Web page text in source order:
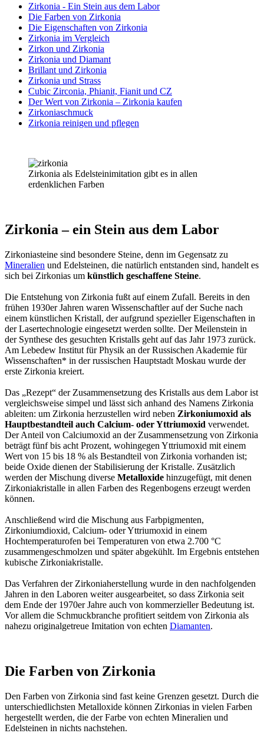
Zirkonia - Ein Stein aus dem Labor
Die Farben von Zirkonia
Die Eigenschaften von Zirkonia
Zirkonia im Vergleich
Zirkon und Zirkonia
Zirkonia und Diamant
Brillant und Zirkonia
Zirkonia und Strass
Cubic Zirconia, Phianit, Fianit und CZ
Der Wert von Zirkonia – Zirkonia kaufen
Zirkoniaschmuck
Zirkonia reinigen und pflegen
Zirkonia als Edelsteinimitation gibt es in allen
erdenklichen Farben
Zirkonia – ein Stein aus dem Labor
Zirkoniasteine sind besondere Steine, denn im Gegensatz zu
Mineralien und Edelsteinen, die natürlich entstanden sind, handelt es
sich bei Zirkonias um künstlich geschaffene Steine.
Die Entstehung von Zirkonia fußt auf einem Zufall. Bereits in den
frühen 1930er Jahren waren Wissenschaftler auf der Suche nach
einem künstlichen Kristall, der aufgrund spezieller Eigenschaften in
der Lasertechnologie eingesetzt werden sollte. Der Meilenstein in
der Synthese des gesuchten Kristalls geht auf das Jahr 1973 zurück.
Am Lebedew Institut für Physik an der Russischen Akademie für
Wissenschaften* in der russischen Hauptstadt Moskau wurde der
erste Zirkonia kreiert.
Das „Rezept“ der Zusammensetzung des Kristalls aus dem Labor ist
vergleichsweise simpel und lässt sich anhand des Namens Zirkonia
ableiten: um Zirkonia herzustellen wird neben Zirkoniumoxid als
Hauptbestandteil auch Calcium- oder Yttriumoxid verwendet.
Der Anteil von Calciumoxid an der Zusammensetzung von Zirkonia
beträgt fünf bis acht Prozent, wohingegen Yttriumoxid mit einem
Wert von 15 bis 18 % als Bestandteil von Zirkonia vorhanden ist;
beide Oxide dienen der Stabilisierung der Kristalle. Zusätzlich
werden der Mischung diverse Metalloxide hinzugefügt, mit denen
Zirkoniakristalle in allen Farben des Regenbogens erzeugt werden
können.
Anschließend wird die Mischung aus Farbpigmenten,
Zirkoniumdioxid, Calcium- oder Yttriumoxid in einem
Hochtemperaturofen bei Temperaturen von etwa 2.700 °C
zusammengeschmolzen und später abgekühlt. Im Ergebnis entstehen
kubische Zirkoniakristalle.
Das Verfahren der Zirkoniaherstellung wurde in den nachfolgenden
Jahren in den Laboren weiter ausgearbeitet, so dass Zirkonia seit
dem Ende der 1970er Jahre auch von kommerzieller Bedeutung ist.
Vor allem die Schmuckbranche profitiert seitdem von Zirkonia als
nahezu originalgetreue Imitation von echten Diamanten.
Die Farben von Zirkonia
Den Farben von Zirkonia sind fast keine Grenzen gesetzt. Durch die
unterschiedlichsten Metalloxide können Zirkonias in vielen Farben
hergestellt werden, die der Farbe von echten Mineralien und
Edelsteinen in nichts nachstehen.